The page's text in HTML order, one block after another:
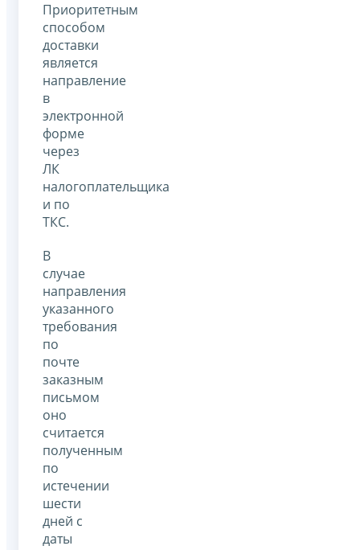
Приоритетным
способом
доставки
является
направление
в
электронной
форме
через
ЛК
налогоплательщика
и по
ТКС.
В
случае
направления
указанного
требования
по
почте
заказным
письмом
оно
считается
полученным
по
истечении
шести
дней с
даты